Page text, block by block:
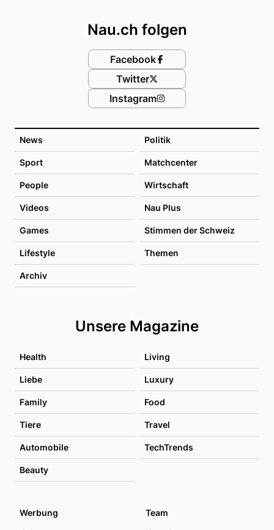
News Politik
Sport Matchcenter
People Wirtschaft
Videos Nau Plus
Games Stimmen der Schweiz
Lifestyle Themen
Archiv
Unsere Magazine
Health Living
Liebe Luxury
Family Food
Tiere Travel
Automobile TechTrends
Beauty
Nau.ch folgen
Facebook
Twitter
Instagram
Werbung
Team